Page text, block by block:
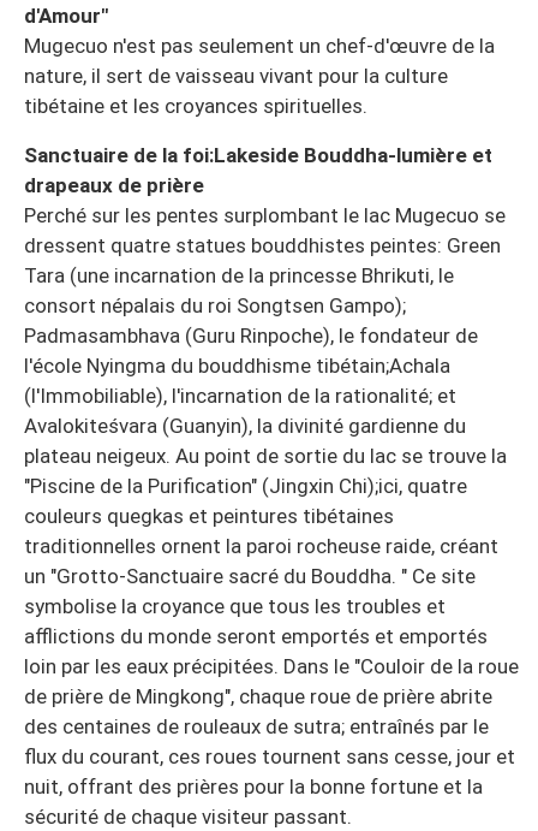
d'Amour"
Mugecuo n'est pas seulement un chef-d'œuvre de la
nature, il sert de vaisseau vivant pour la culture
tibétaine et les croyances spirituelles.
Sanctuaire de la foi:Lakeside Bouddha-lumière et
drapeaux de prière
Perché sur les pentes surplombant le lac Mugecuo se
dressent quatre statues bouddhistes peintes: Green
Tara (une incarnation de la princesse Bhrikuti, le
consort népalais du roi Songtsen Gampo);
Padmasambhava (Guru Rinpoche), le fondateur de
l'école Nyingma du bouddhisme tibétain;Achala
(l'Immobiliable), l'incarnation de la rationalité; et
Avalokiteśvara (Guanyin), la divinité gardienne du
plateau neigeux. Au point de sortie du lac se trouve la
"Piscine de la Purification" (Jingxin Chi);ici, quatre
couleurs quegkas et peintures tibétaines
traditionnelles ornent la paroi rocheuse raide, créant
un "Grotto-Sanctuaire sacré du Bouddha. " Ce site
symbolise la croyance que tous les troubles et
afflictions du monde seront emportés et emportés
loin par les eaux précipitées. Dans le "Couloir de la roue
de prière de Mingkong", chaque roue de prière abrite
des centaines de rouleaux de sutra; entraînés par le
flux du courant, ces roues tournent sans cesse, jour et
nuit, offrant des prières pour la bonne fortune et la
sécurité de chaque visiteur passant.